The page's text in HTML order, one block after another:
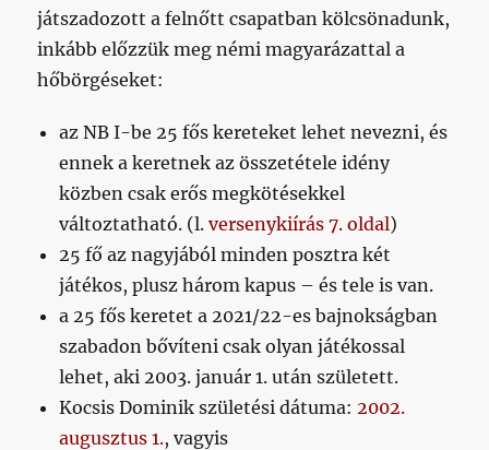
játszadozott a felnőtt csapatban kölcsönadunk,
inkább előzzük meg némi magyarázattal a
hőbörgéseket:
az NB I-be 25 fős kereteket lehet nevezni, és
ennek a keretnek az összetétele idény
közben csak erős megkötésekkel
változtatható. (l.versenykiírás 7. oldal)
25 fő az nagyjából minden posztra két
játékos, plusz három kapus – és tele is van.
a 25 fős keretet a 2021/22-es bajnokságban
szabadon bővíteni csak olyan játékossal
lehet, aki 2003. január 1. után született.
Kocsis Dominik születési dátuma: 2002.
augusztus 1., vagyis